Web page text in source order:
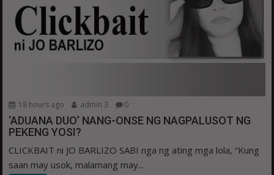
18 hours ago admin 3 0
‘ADUANA DUO’ NANG-ONSE NG NAGPALUSOT NG
PEKENG YOSI?
CLICKBAIT ni JO BARLIZO SABI nga ng ating mga lola, “Kung
saan may usok, malamang may...